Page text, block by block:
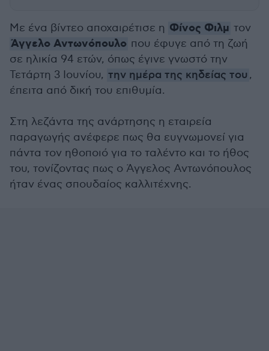
Με ένα βίντεο αποχαιρέτισε η Φίνος Φιλμ τον
Άγγελο Αντωνόπουλο που έφυγε από τη ζωή
σε ηλικία 94 ετών, όπως έγινε γνωστό την
Τετάρτη 3 Ιουνίου, την ημέρα της κηδείας του ,
έπειτα από δική του επιθυμία.
Στη λεζάντα της ανάρτησης η εταιρεία
παραγωγής ανέφερε πως θα ευγνωμονεί για
πάντα τον ηθοποιό για το ταλέντο και το ήθος
του, τονίζοντας πως ο Άγγελος Αντωνόπουλος
ήταν ένας σπουδαίος καλλιτέχνης.